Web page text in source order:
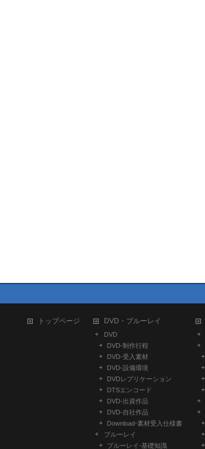
トップページ DVD・ブルーレイ
DVD
DVD-制作行程
DVD-受入素材
DVD-設備環境
DVDレプリケーション
DTSエンコード
DVD-出資作品
DVD-自社作品
​Download-素材受入仕様書
ブルーレイ
ブルーレイ-基礎知識